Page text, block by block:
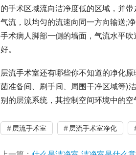
的手术区域流向洁净度低的区域，并
气流，以均匀的流速向同一方向输送;
手术病人脚部一侧的墙面，气流水平
好。
层流手术室还有哪些你不知道的净化
菌准备间、刷手间、周围干净区域等)
别的层流系统，其控制空间环境中的
层流手术室 层流手术室净化